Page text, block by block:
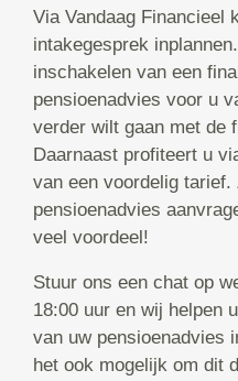
Via Vandaag Financieel
intakegesprek
inschakelen van een
pensioenadvies voor u
verder wilt gaan met de
Daarnaast profiteert u
van een voordelig
pensioenadvies
veel voordeel!
Stuur ons een chat op
18:00 uur en wij helpen
van uw pensioenadvies
het ook mogelijk om dit